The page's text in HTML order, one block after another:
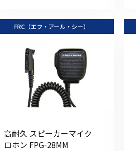
FRC（エフ・アール・シー）
高耐久 スピーカーマイク
ロホン FPG-28MM